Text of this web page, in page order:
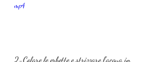
mp4
2-Colare le erbette e strizzare l'acqua in